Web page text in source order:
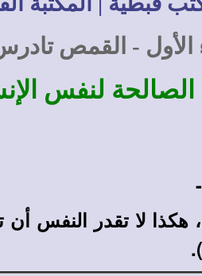
الأول - القمص
الصالحة لنفس
لا تقدر النفس